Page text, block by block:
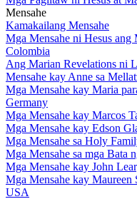
Mensahe
Kamakailang Mensahe
Mga Mensahe ni Hesus ang
Colombia
Ang Marian Revelations ni
Mensahe kay Anne sa
Mga Mensahe kay Maria
Germany
Mga Mensahe kay Marcos
Mga Mensahe kay Edson
Mga Mensahe sa Holy
Mga Mensahe sa mga Bata
Mga Mensahe kay John
Mga Mensahe kay
USA